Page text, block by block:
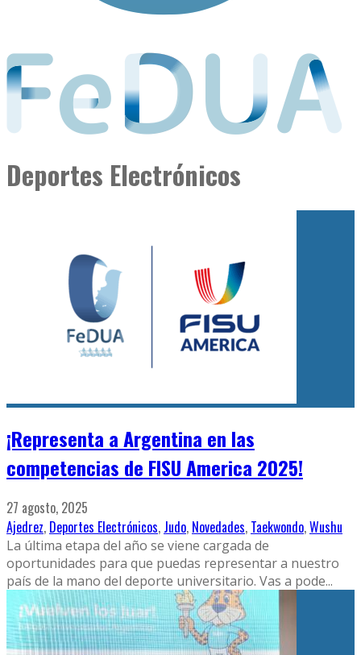
Deportes Electrónicos
¡Representa a Argentina en las
competencias de FISU America 2025!
27 agosto, 2025
Ajedrez, Deportes Electrónicos, Judo, Novedades, Taekwondo,Wushu
La última etapa del año se viene cargada de
oportunidades para que puedas representar a nuestro
país de la mano del deporte universitario. Vas a pode...